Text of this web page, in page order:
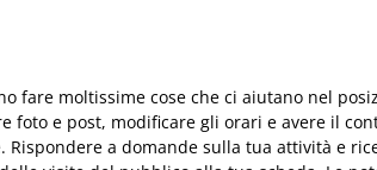
fare moltissime cose che ci aiutano nel
foto e post, modificare gli orari e avere il
a domande sulla tua attività e